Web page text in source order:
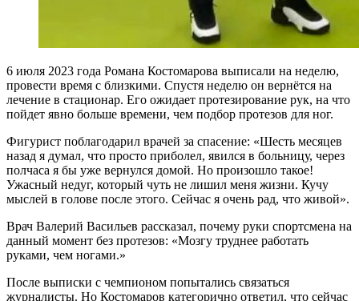
6 июля 2023 года Романа Костомарова выписали на неделю,
провести время с близкими. Спустя неделю он вернётся на
лечение в стационар. Его ожидает протезирование рук, на что
пойдет явно больше времени, чем подбор протезов для ног.
Фигурист поблагодарил врачей за спасение: «Шесть месяцев
назад я думал, что просто приболел, явился в больницу, через
полчаса я бы уже вернулся домой. Но произошло такое!
Ужасный недуг, который чуть не лишил меня жизни. Кучу
мыслей в голове после этого. Сейчас я очень рад, что живой».
Врач Валерий Васильев рассказал, почему руки спортсмена на
данный момент без протезов: «Мозгу труднее работать
руками, чем ногами.»
После выписки с чемпионом попытались связаться
журналисты. Но Костомаров категорично ответил, что сейчас